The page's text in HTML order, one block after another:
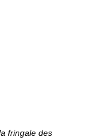
fringale des